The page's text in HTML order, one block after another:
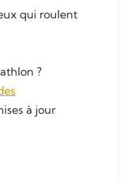
qui roulent
?
à jour